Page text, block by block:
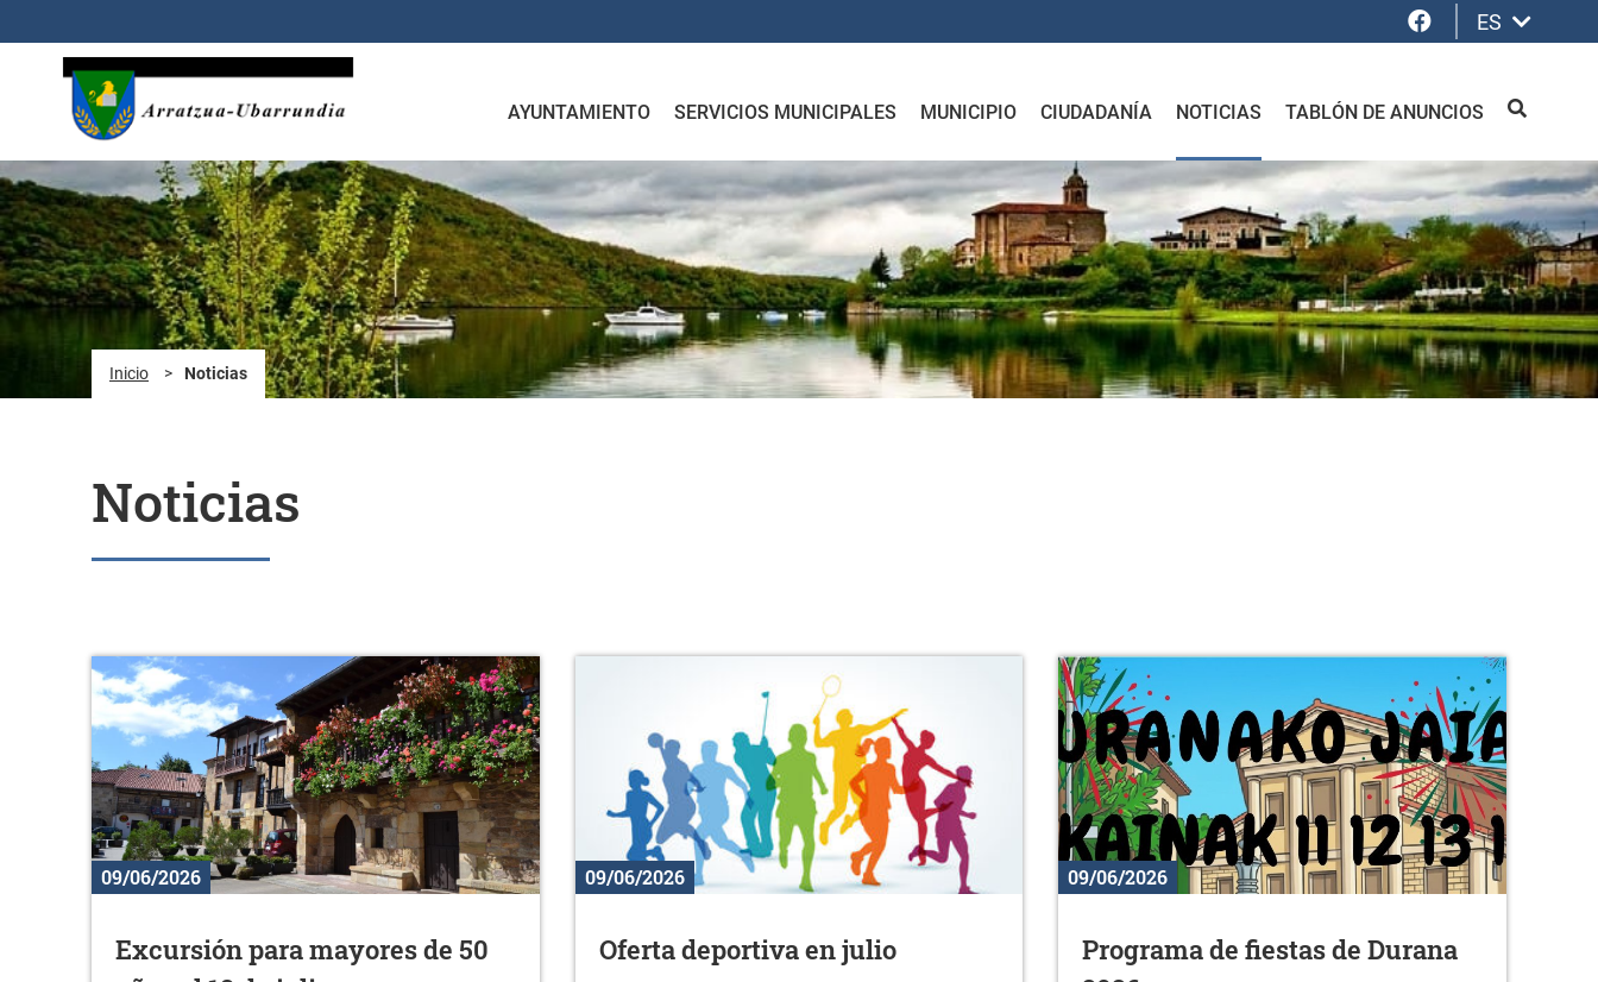
Facebook
ES
AYUNTAMIENTO SERVICIOS MUNICIPALES MUNICIPIO CIUDADANÍA NOTICIAS TABLÓN DE ANUNCIOS BUSCAR
Inicio > Noticias
Noticias
09/06/2026
Excursión para mayores de 50
09/06/2026
Oferta deportiva en julio
09/06/2026
Programa de fiestas de Durana